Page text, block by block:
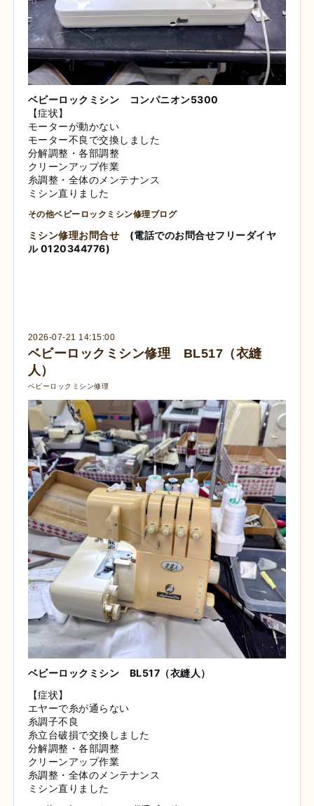
ベビーロックミシン コンパニオン5300
【症状】
モーターが動かない
モーター不良で交換しました
分解調整・各部調整
クリーンアップ作業
糸調整・全体のメンテナンス
ミシン直りました
その他ベビーロックミシン修理ブログ
ミシン修理お問合せ
(電話でのお問合せフリーダイヤ
ル 0120344776)
2026-07-21 14:15:00
ベビーロックミシン修理 BL517（衣縫
人）
ベビーロックミシン修理
ベビーロックミシン BL517（衣縫人）
【症状】
エヤーで糸が通らない
糸調子不良
糸立台破損で交換しました
分解調整・各部調整
クリーンアップ作業
糸調整・全体のメンテナンス
ミシン直りました